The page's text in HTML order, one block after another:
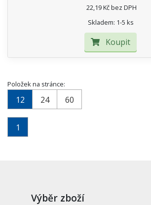
22,19 Kč bez DPH
Skladem: 1-5 ks
Koupit
Položek na stránce:
12 24 60
1
Výběr zboží